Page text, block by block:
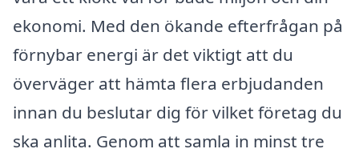
ekonomi. Med den ökande efterfrågan på
förnybar energi är det viktigt att du
överväger att hämta flera erbjudanden
innan du beslutar dig för vilket företag du
ska anlita. Genom att samla in minst tre